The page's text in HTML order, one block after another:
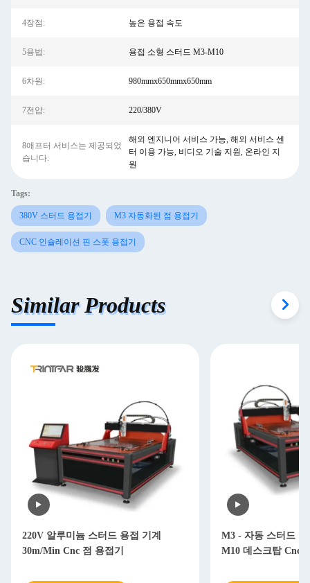
4장점: 높은 용접 속도
5용법: 용접 소형 스터드 M3-M10
6차원: 980mmx650mmx650mm
7전압: 220/380V
8애프터 서비스는 제공되었
습니다:
해외 엔지니어 서비스 가능, 해외 서비스 센
터 이용 가능, 비디오 기술 지원, 온라인 지
원
Tags:
380V 스터드 용접기 M3 자동화된 점 용접기
CNC 인슐레이션 핀 스폿 용접기
Similar Products
220V 알루미늄 스터드 용접 기계
30m/Min Cnc 점 용접기
M3 - 자동 스터드
M10 데스크탑 Cnc